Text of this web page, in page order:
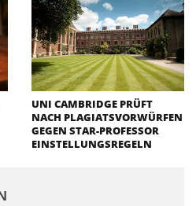
UNI CAMBRIDGE PRÜFT
NACH PLAGIATSVORWÜRFEN
GEGEN STAR-PROFESSOR
EINSTELLUNGSREGELN